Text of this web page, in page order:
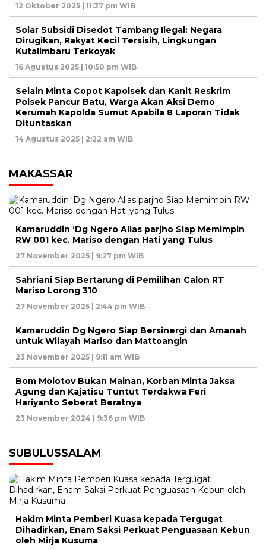
12 Oktober 2025 | 11:37 pm WIB
Solar Subsidi Disedot Tambang Ilegal: Negara
Dirugikan, Rakyat Kecil Tersisih, Lingkungan
Kutalimbaru Terkoyak
16 Agustus 2025 | 10:50 pm WIB
Selain Minta Copot Kapolsek dan Kanit Reskrim
Polsek Pancur Batu, Warga Akan Aksi Demo
Kerumah Kapolda Sumut Apabila 8 Laporan Tidak
Dituntaskan
14 Agustus 2025 | 2:22 am WIB
MAKASSAR
Kamaruddin ‘Dg Ngero Alias parjho Siap Memimpin
RW 001 kec. Mariso dengan Hati yang Tulus
27 November 2025 | 9:27 pm WIB
Sahriani Siap Bertarung di Pemilihan Calon RT
Mariso Lorong 310
27 November 2025 | 2:44 pm WIB
Kamaruddin Dg Ngero Siap Bersinergi dan Amanah
untuk Wilayah Mariso dan Mattoangin
23 November 2025 | 9:11 am WIB
Bom Molotov Bukan Mainan, Korban Minta Jaksa
Agung dan Kajatisu Tuntut Terdakwa Feri
Hariyanto Seberat Beratnya
23 November 2024 | 9:36 pm WIB
SUBULUSSALAM
Hakim Minta Pemberi Kuasa kepada Tergugat
Dihadirkan, Enam Saksi Perkuat Penguasaan Kebun
oleh Mirja Kusuma